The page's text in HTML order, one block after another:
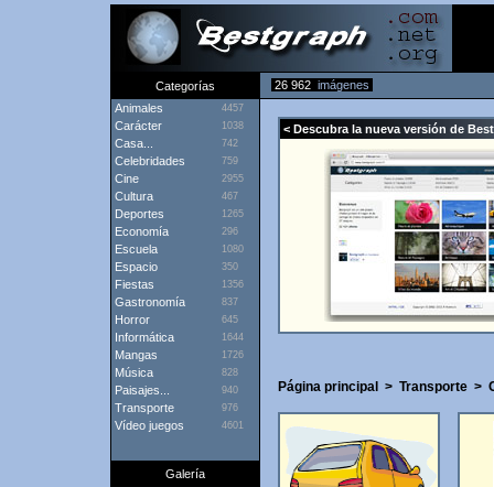
Categorías 26 962 imágenes
Animales
4457
Carácter 1038
Casa... 742
Celebridades 759
Cine 2955
Cultura 467
Deportes 1265
Economía 296
Escuela 1080
Espacio 350
Fiestas 1356
Gastronomía 837
Horror 645
Informática 1644
Mangas 1726
Música 828
Paisajes... 940
Transporte 976
Vídeo juegos 4601
Galería
< Descubra la nueva versión de
Página principal > Transporte >